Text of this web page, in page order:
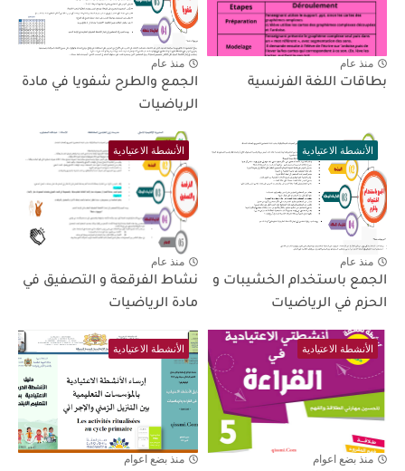
منذ عام
بطاقات اللغة الفرنسية
منذ عام
الجمع والطرح شفويا في مادة
الرياضيات
الأنشطة الاعتيادية
منذ عام
الجمع باستخدام الخشيبات و
الحزم في الرياضيات
الأنشطة الاعتيادية
منذ عام
نشاط الفرقعة و التصفيق في
مادة الرياضيات
الأنشطة الاعتيادية
منذ بضع اعوام
الأنشطة الاعتيادية
منذ بضع اعوام